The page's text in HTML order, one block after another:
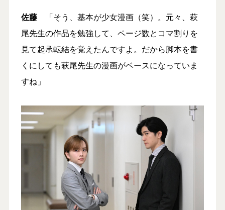
佐藤「そう、基本が少女漫画（笑）。元々、萩
尾先生の作品を勉強して、ページ数とコマ割りを
見て起承転結を覚えたんですよ。だから脚本を書
くにしても萩尾先生の漫画がベースになっていま
すね」